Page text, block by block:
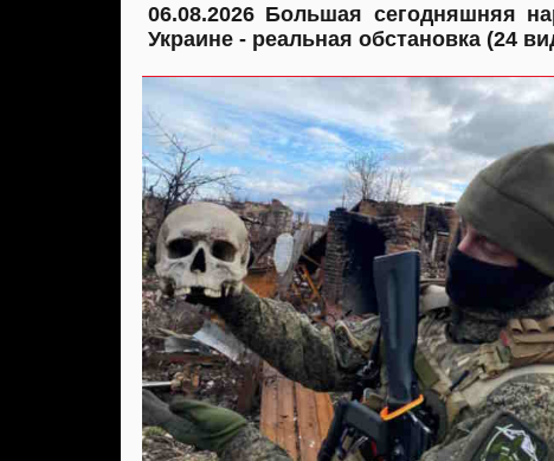
06.08.2026 Большая сегодняшняя
Украине - реальная обстановка (24